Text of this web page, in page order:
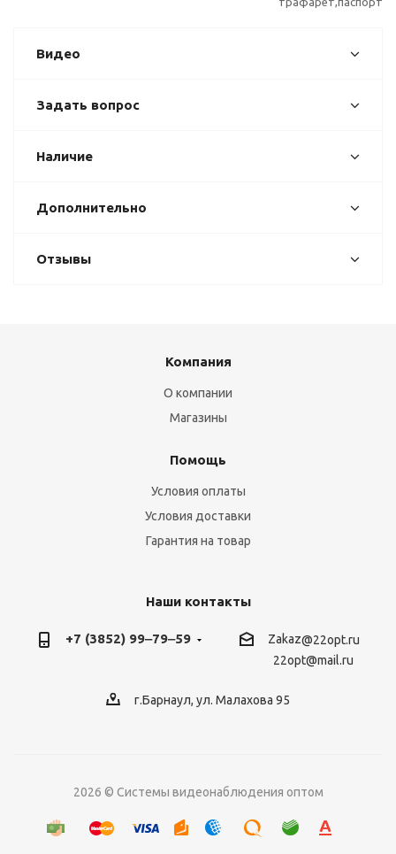
Видео
Задать вопрос
Наличие
Дополнительно
Отзывы
Компания
О компании
Магазины
Помощь
Условия оплаты
Условия доставки
Гарантия на товар
Наши контакты
+7 (3852) 99‒79‒59 Zakaz@22opt.ru
22opt@mail.ru
г.Барнаул, ул. Малахова 95
2026 © Системы видеонаблюдения оптом